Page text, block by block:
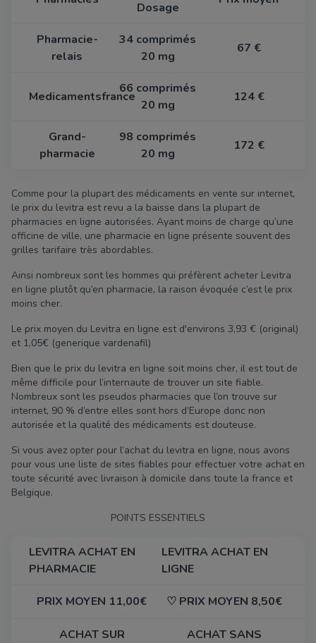
Dosage
Pharmacie-
relais
34 comprimés
20 mg
67 €
Medicamentsfrance
66 comprimés
20 mg
124 €
Grand-
pharmacie
98 comprimés
20 mg
172 €
Comme pour la plupart des médicaments en vente sur internet,
le prix du levitra est revu a la baisse dans la plupart de
pharmacies en ligne autorisées. Ayant moins de charge qu’une
officine de ville, une pharmacie en ligne présente souvent des
grilles tarifaire très abordables.
Ainsi nombreux sont les hommes qui préfèrent acheter Levitra
en ligne plutôt qu’en pharmacie, la raison évoquée c’est le prix
moins cher.
Le prix moyen du Levitra en ligne est d'environs 3,93 € (original)
et 1,05€ (generique vardenafil)
Bien que le prix du levitra en ligne soit moins cher, il est tout de
même difficile pour l’internaute de trouver un site fiable.
Nombreux sont les pseudos pharmacies que l’on trouve sur
internet, 90 % d’entre elles sont hors d’Europe donc non
autorisée et la qualité des médicaments est douteuse.
Si vous avez opter pour l’achat du levitra en ligne, nous avons
pour vous une liste de sites fiables pour effectuer votre achat en
toute sécurité avec livraison à domicile dans toute la france et
Belgique.
POINTS ESSENTIELS
LEVITRA ACHAT EN
PHARMACIE
LEVITRA ACHAT EN
LIGNE
PRIX MOYEN 11,00€ ♡ PRIX MOYEN 8,50€
ACHAT SUR
ACHAT SANS